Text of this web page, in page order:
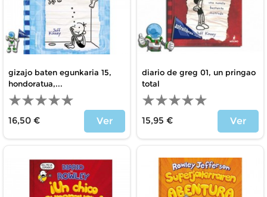
gizajo baten egunkaria 15,
hondoratua,...
16,50 €
Ver
diario de greg 01, un pringao
total
15,95 €
Ver